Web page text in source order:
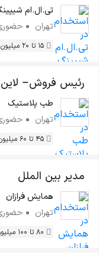
تی.ال.ام
تهران
15 تا 20 میلیون تومان
رئیس فروش– لاین
طب پلاستیک
تهران
45 تا 60 میلیون تومان
مدیر بین الملل
همایش فرازان
تهران
80 تا 100 میلیون تومان